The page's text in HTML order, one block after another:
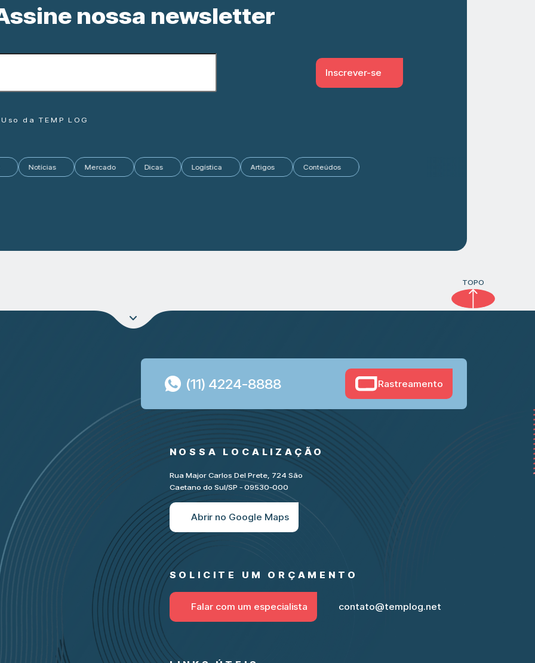
nossa newsletter
da TEMP LOG
Inscrever-se
Notícias Mercado Dicas Logística Artigos Conteúdos
TOPO
(11) 4224-8888 Rastreamento
NOSSA LOCALIZAÇÃO
Rua Major Carlos Del Prete, 724 São
Caetano do Sul/SP - 09530-000
Abrir no Google Maps
SOLICITE UM ORÇAMENTO
Falar com um especialista contato@templog.net